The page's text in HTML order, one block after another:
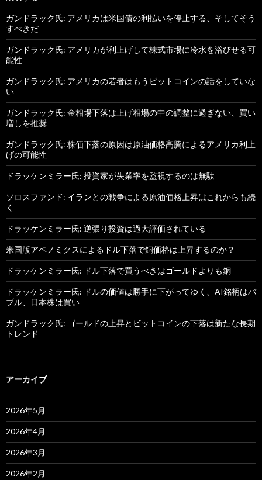
ガンドラック氏: アメリカは米国債の利払いを停止する、そしてそう
すべきだ
ガンドラック氏: アメリカが利上げして株式市場に冷水を浴びせる可
能性
ガンドラック氏: アメリカの若者はもうビットコインの話をしていな
い
ガンドラック氏: 金相場下落は上げ相場の中の調整に過ぎない、買い
増しを推奨
ガンドラック氏: 株価下落の原因は原油価格高騰によるアメリカ利上
げの可能性
ドラッケンミラー氏: 投資家が失業率を監視するのは無駄
ソロスファンド: イランとの戦争による原油価格上昇はこれからも続
く
ドラッケンミラー氏: 逆張り投資は過大評価されている
米国版アベノミクスによるドル下落で銅価格は上昇するのか？
ドラッケンミラー氏: ドル下落で買うべきはゴールドよりも銅
ドラッケンミラー氏: ドルの価値は勝手に下がってゆく、AI銘柄はバ
ブル、日本株は買い
ガンドラック氏: ゴールドの上昇とビットコインの下落は新たな長期
トレンド
アーカイブ
2026年5月
2026年4月
2026年3月
2026年2月